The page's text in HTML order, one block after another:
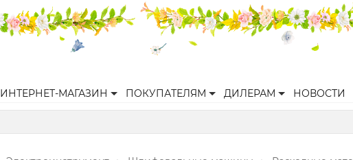
ИНТЕРНЕТ-МАГАЗИН ПОКУПАТЕЛЯМ ДИЛЕРАМ НОВОСТИ